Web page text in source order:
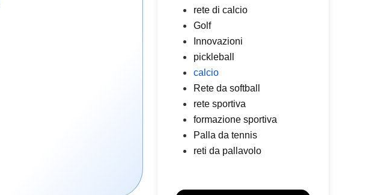
rete di calcio
Golf
Innovazioni
pickleball
calcio
Rete da softball
rete sportiva
formazione sportiva
Palla da tennis
reti da pallavolo